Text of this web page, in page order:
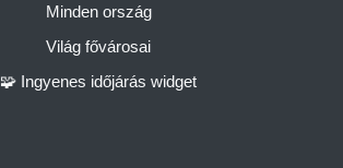
Minden ország
Világ fővárosai
🧩 Ingyenes időjárás widget